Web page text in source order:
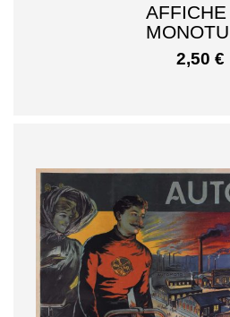
AFFICHE
2,50 €